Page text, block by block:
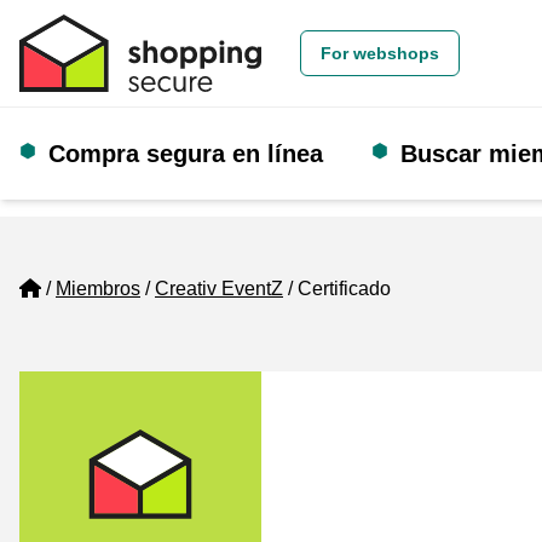
For webshops
Compra segura en línea Buscar
Home
Miembros Creativ EventZ Certificado